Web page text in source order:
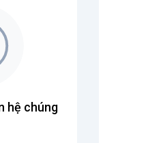
hệ chúng